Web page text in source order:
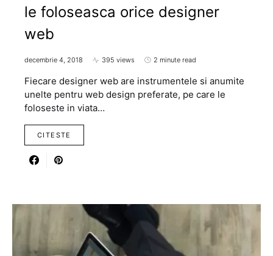
le foloseasca orice designer
web
decembrie 4, 2018 395 views 2 minute read
Fiecare designer web are instrumentele si anumite
unelte pentru web design preferate, pe care le
foloseste in viata…
CITESTE